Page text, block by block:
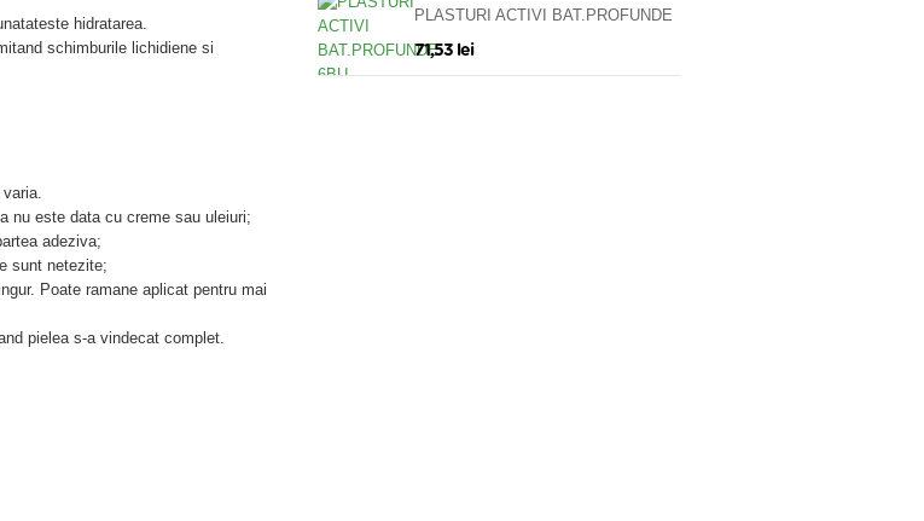
hidratarea.
schimburile lichidiene si
nu este data cu creme sau uleiuri;
adeziva;
sunt netezite;
Poate ramane aplicat pentru mai
pielea s-a vindecat complet.
PLASTURI ACTIVI BAT.PROFUNDE
71,53 lei